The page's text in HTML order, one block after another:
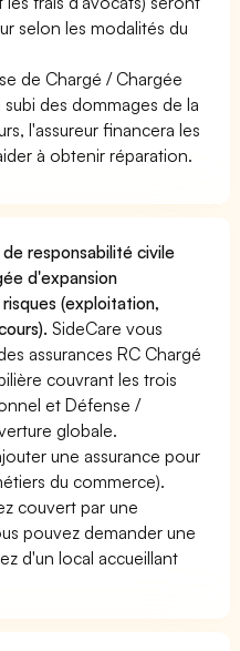
selon les modalités du
de Chargé / Chargée
des dommages de la
l'assureur financera les
à obtenir réparation.
responsabilité civile
d'expansion
(exploitation,
SideCare vous
assurances RC Chargé
couvrant les trois
et Défense /
globale.
une assurance pour
du commerce).
couvert par une
pouvez demander une
d'un local accueillant